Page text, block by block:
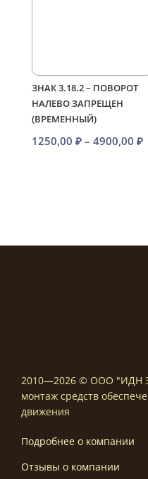
ЗНАК 3.18.2 – ПОВОРОТ
НАЛЕВО ЗАПРЕЩЕН
(ВРЕМЕННЫЙ)
1250,00 ₽ – 4900,00 ₽
2010—2026 © ООО "ИДН
монтаж средств
движения
Подробнее о компании
Отзывы о компании